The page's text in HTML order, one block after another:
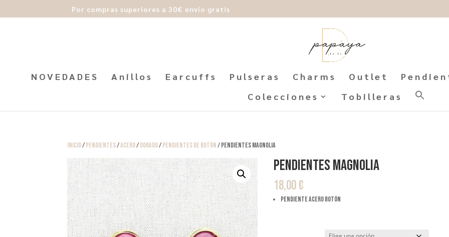
Por compras superiores a 30€ envío gratis
NOVEDADES Anillos Earcuffs Pulseras Charms Outlet
Colecciones
Tobilleras
Inicio/Pendientes/Acero/Dorado/Pendientes de Botón/ Pendientes Magnolia
Pendientes Magnolia
18,00€
Pendiente acero botón